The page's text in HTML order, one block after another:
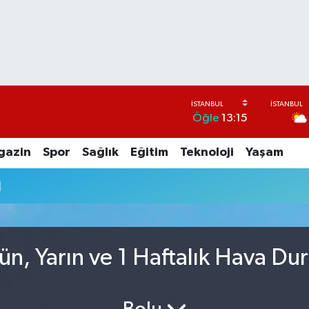
Öğle 13:15
Spor Sağlık Eğitim Teknoloji Yaşam
Yarın ve 1 Haftalık Hava